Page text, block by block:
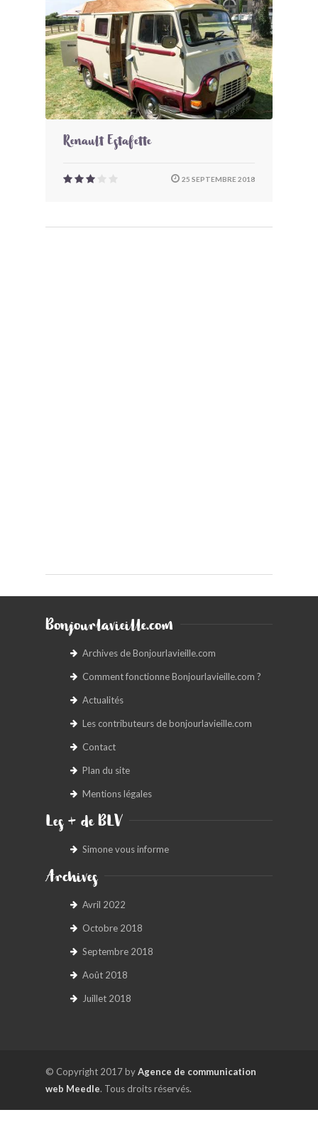
Renault Estafette
25 SEPTEMBRE 2018
Bonjourlavieille.com
Archives de Bonjourlavieille.com
Comment fonctionne Bonjourlavieille.com ?
Actualités
Les contributeurs de bonjourlavieille.com
Contact
Plan du site
Mentions légales
Les + de BLV
Simone vous informe
Archives
Avril 2022
Octobre 2018
Septembre 2018
Août 2018
Juillet 2018
© Copyright 2017 byAgence de communication
web Meedle. Tous droits réservés.